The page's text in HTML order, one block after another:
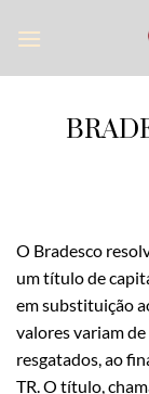
O Bradesco
um título de
em substituição
valores variam
resgatados, ao
TR. O título,